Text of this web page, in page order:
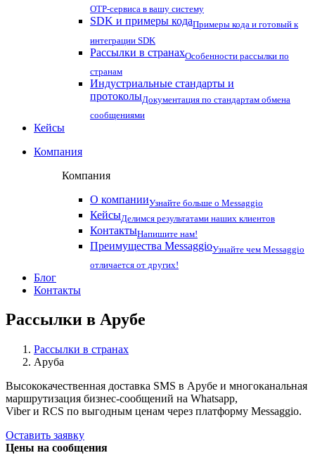
OTP-сервиса в вашу систему
SDK и примеры кодаПримеры кода и готовый к
интеграции SDK
Рассылки в странахОсобенности рассылки по
странам
Индустриальные стандарты и
протоколыДокументация по стандартам обмена
сообщениями
Кейсы
Компания
Компания
О компанииУзнайте больше о Messaggio
КейсыДелимся результатами наших клиентов
КонтактыНапишите нам!
Преимущества MessaggioУзнайте чем Messaggio
отличается от других!
Блог
Контакты
Рассылки в Арубе
Рассылки в странах
Аруба
Высококачественная доставка SMS в Арубе и многоканальная
маршрутизация бизнес-сообщений на Whatsapp,
Viber и RCS по выгодным ценам через платформу Messaggio.
Оставить заявку
Цены на сообщения